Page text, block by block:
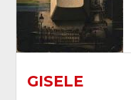
GISELE